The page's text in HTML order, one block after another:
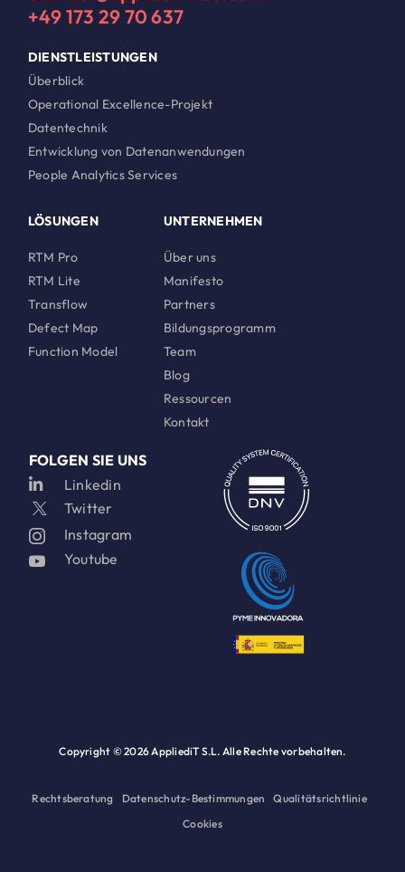
+49 173 29 70 637
DIENSTLEISTUNGEN
Überblick
Operational Excellence-Projekt
Datentechnik
Entwicklung von Datenanwendungen
People Analytics Services
LÖSUNGEN
RTM Pro
RTM Lite
Transflow
Defect Map
Function Model
UNTERNEHMEN
Über uns
Manifesto
Partners
Bildungsprogramm
Team
Blog
Ressourcen
Kontakt
FOLGEN SIE UNS
Linkedin
Twitter
Instagram
Youtube
Copyright ©2026 AppliediT S.L. Alle Rechte vorbehalten.
Rechtsberatung Datenschutz-Bestimmungen
Qualitätsrichtlinie
Cookies